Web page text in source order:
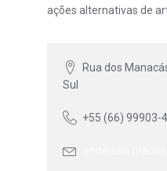
ações alternativas de
Rua dos
Sul
+55 (66) 99903-